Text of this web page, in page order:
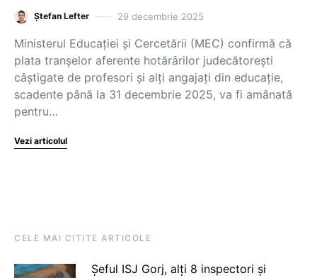
Ștefan Lefter 29 decembrie 2025
Ministerul Educației și Cercetării (MEC) confirmă că
plata tranșelor aferente hotărârilor judecătorești
câștigate de profesori și alți angajați din educație,
scadente până la 31 decembrie 2025, va fi amânată
pentru…
Vezi articolul
CELE MAI CITITE ARTICOLE
Șeful ISJ Gorj, alți 8 inspectori și